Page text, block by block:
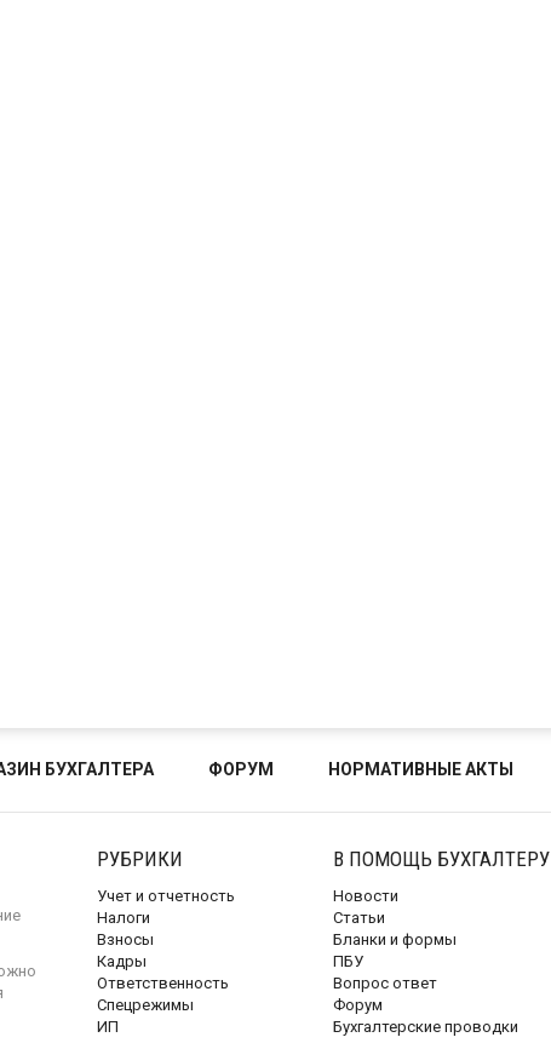
БУХГАЛТЕРА ФОРУМ НОРМАТИВНЫЕ АКТЫ
РУБРИКИ
Учет и отчетность
Налоги
Взносы
Кадры
Ответственность
Спецрежимы
ИП
В ПОМОЩЬ БУХГАЛТЕРУ
Новости
Статьи
Бланки и формы
ПБУ
Вопрос ответ
Форум
Бухгалтерские проводки